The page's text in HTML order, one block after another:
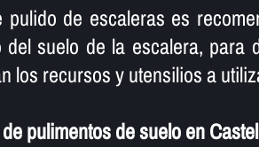
de escaleras es
del suelo de la escalera, para
los recursos y utensilios a
pulimentos de suelo en